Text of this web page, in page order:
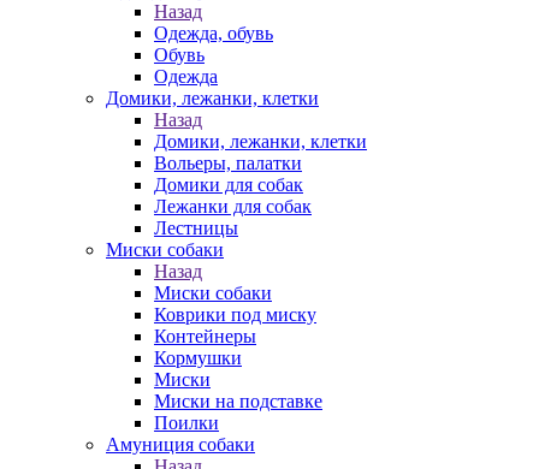
Назад
Одежда, обувь
Обувь
Одежда
Домики, лежанки, клетки
Назад
Домики, лежанки, клетки
Вольеры, палатки
Домики для собак
Лежанки для собак
Лестницы
Миски собаки
Назад
Миски собаки
Коврики под миску
Контейнеры
Кормушки
Миски
Миски на подставке
Поилки
Амуниция собаки